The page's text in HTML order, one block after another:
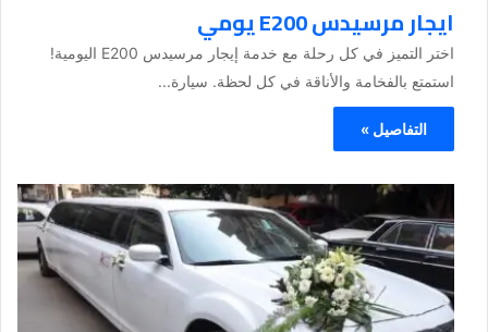
ايجار مرسيدس E200 يومي
اختر التميز في كل رحلة مع خدمة إيجار مرسيدس E200 اليومية!
استمتع بالفخامة والأناقة في كل لحظة. سيارة...
التفاصيل »